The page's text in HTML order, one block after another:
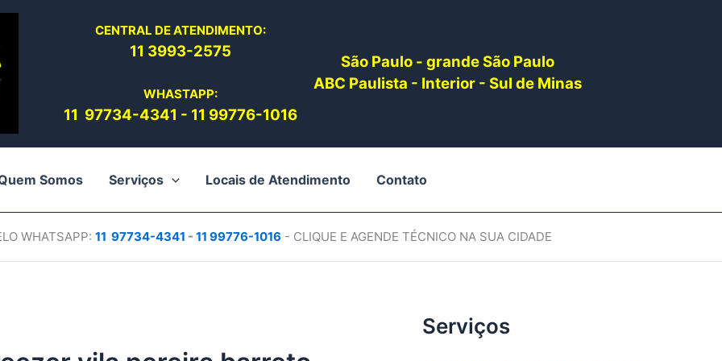
CENTRAL DE ATENDIMENTO:
11 3993-2575
WHASTAPP:
11 97734-4341 - 11 99776-1016
São Paulo - grande São Paulo
ABC Paulista - Interior - Sul de Minas
Somos Serviços Locais de Atendimento Contato
WHATSAPP: 11 97734-4341 - 11 99776-1016 - CLIQUE E AGENDE TÉCNICO NA SUA CIDADE
Serviços